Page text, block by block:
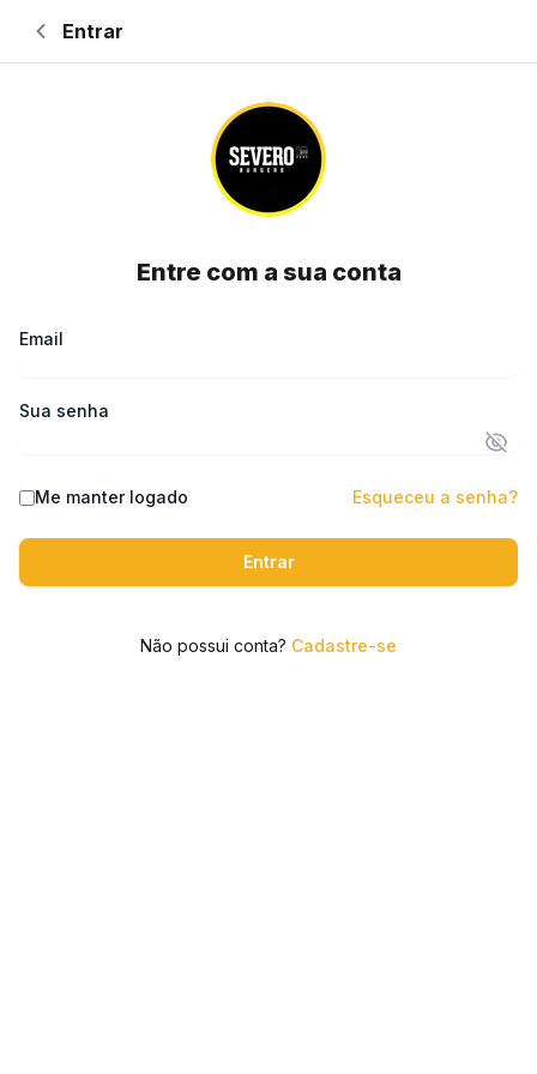
Retornar à página inicial
Entrar
Entre com a sua conta
Email
Sua senha
Me manter logado Esqueceu a senha?
Entrar
Não possui conta? Cadastre-se